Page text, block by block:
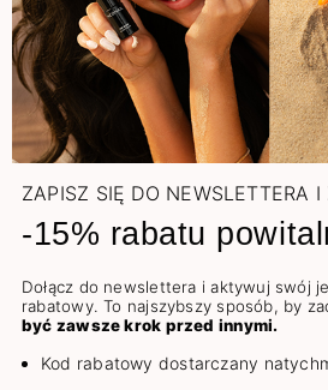
ZAPISZ SIĘ DO NEWSLETTERA I
-15% rabatu
Dołącz do newslettera i aktywuj swój
rabatowy. To najszybszy sposób, by
być zawsze krok przed innymi.
Kod rabatowy dostarczany